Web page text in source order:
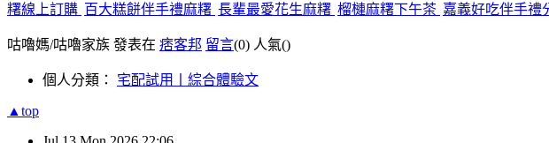
糬線上訂購 百大糕餅伴手禮麻糬 長輩最愛花生麻糬 榴槤麻糬下午茶 嘉義好吃伴手禮
咕嚕媽/咕嚕家族 發表在 痞客邦 留言(0) 人氣()
個人分類： 宅配試用丨綜合體驗文
▲top